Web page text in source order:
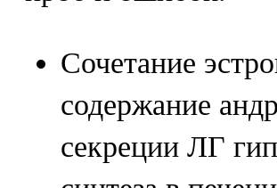
Сочетание
содержание
секреции ЛГ